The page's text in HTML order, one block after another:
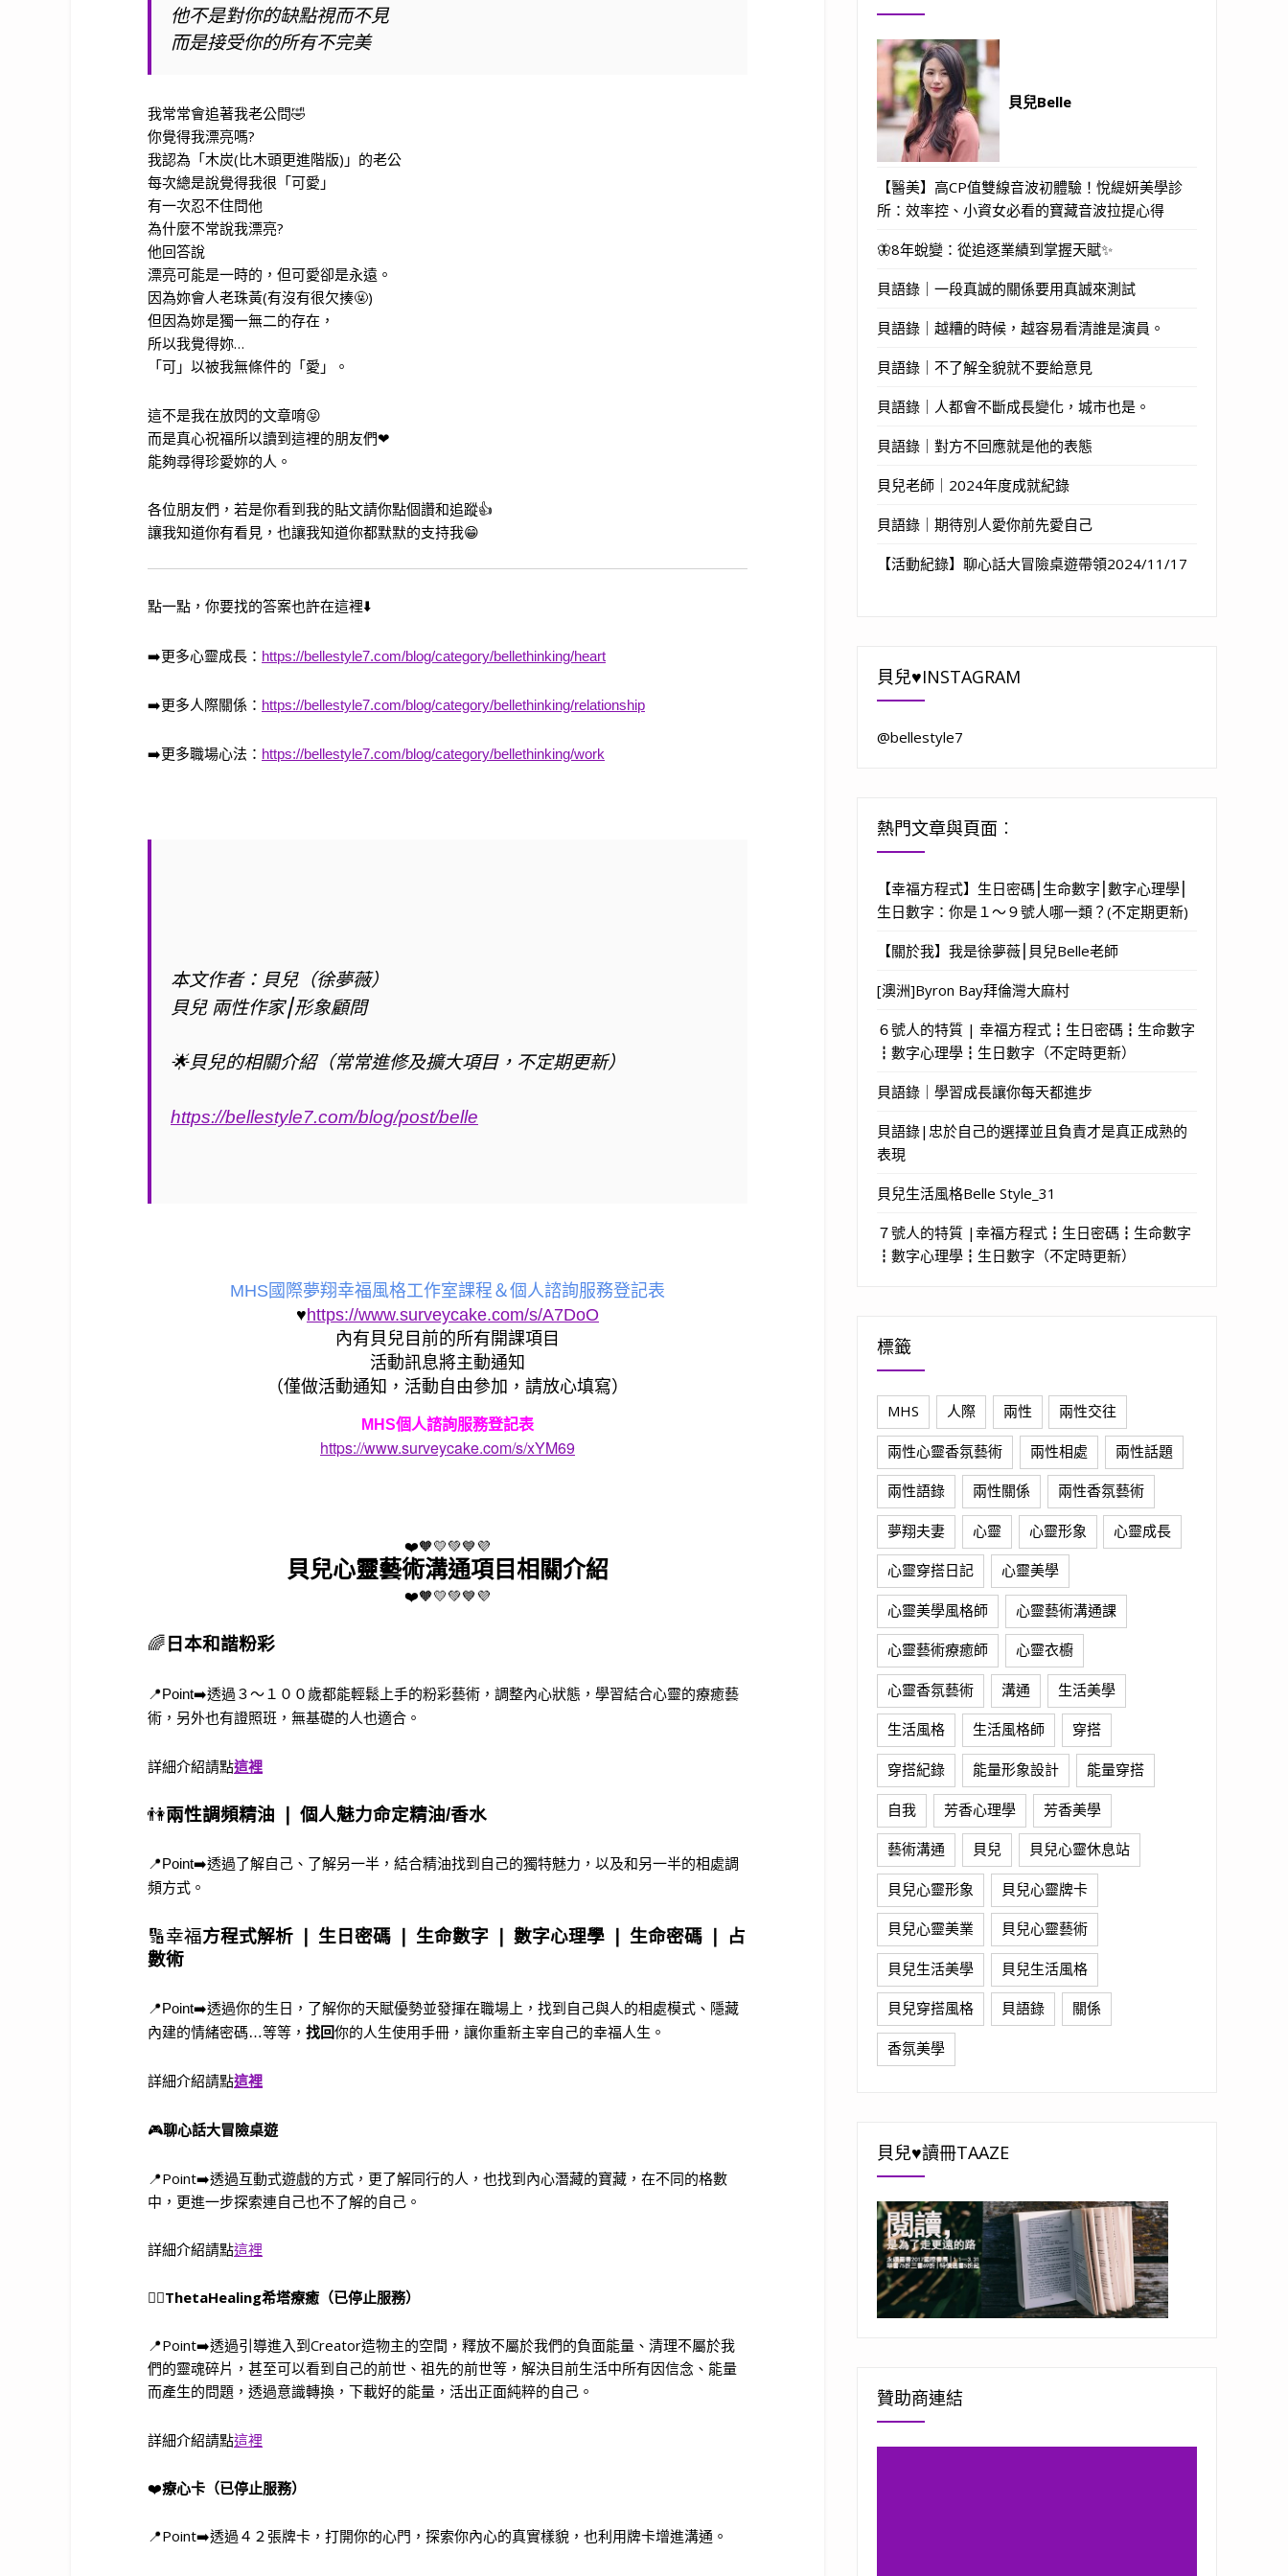
他不是對你的缺點視而不見
而是接受你的所有不完美
我常常會追著我老公問🤣
你覺得我漂亮嗎?
我認為「木炭(比木頭更進階版)」的老公
每次總是說覺得我很「可愛」
有一次忍不住問他
為什麼不常說我漂亮?
他回答說
漂亮可能是一時的，但可愛卻是永遠。
因為妳會人老珠黃(有沒有很欠揍🤬)
但因為妳是獨一無二的存在，
所以我覺得妳…
「可」以被我無條件的「愛」。
這不是我在放閃的文章唷😝
而是真心祝福所以讀到這裡的朋友們❤
能夠尋得珍愛妳的人。
各位朋友們，若是你看到我的貼文請你點個讚和追蹤👍
讓我知道你有看見，也讓我知道你都默默的支持我😁
點一點，你要找的答案也許在這裡⬇️
➡️更多心靈成長： https://bellestyle7.com/blog/category/bellethinking/heart
➡️更多人際關係： https://bellestyle7.com/blog/category/bellethinking/relationship
➡️更多職場心法： https://bellestyle7.com/blog/category/bellethinking/work
本文作者：貝兒（徐夢薇）
貝兒 兩性作家⎮形象顧問
🌟貝兒的相關介紹（常常進修及擴大項目，不定期更新）
https://bellestyle7.com/blog/post/belle
MHS國際夢翔幸福風格工作室課程＆個人諮詢服務登記表
♥https://www.surveycake.com/s/A7DoO
內有貝兒目前的所有開課項目
活動訊息將主動通知
（僅做活動通知，活動自由參加，請放心填寫）
MHS個人諮詢服務登記表
https://www.surveycake.com/s/xYM69
❤️🧡💛💚💙💜
貝兒心靈藝術溝通項目相關介紹
❤️🧡💛💚💙💜
🌈 日本和諧粉彩
📍Point➡️透過３～１００歲都能輕鬆上手的粉彩藝術，調整內心狀態，學習結合心靈的療癒藝
術，另外也有證照班，無基礎的人也適合。
詳細介紹請點這裡
👫兩性調頻精油 ❘ 個人魅力命定精油/香水
📍Point➡️透過了解自己、了解另一半，結合精油找到自己的獨特魅力，以及和另一半的相處調
頻方式。
🔢幸福方程式解析 ❘ 生日密碼 ❘ 生命數字 ❘ 數字心理學 ❘ 生命密碼 ❘ 占
數術
📍Point➡️透過你的生日，了解你的天賦優勢並發揮在職場上，找到自己與人的相處模式、隱藏
內建的情緒密碼…等等， 找回你的人生使用手冊，讓你重新主宰自己的幸福人生。
詳細介紹請點這裡
🎮聊心話大冒險桌遊
📍Point➡️透過互動式遊戲的方式，更了解同行的人，也找到內心潛藏的寶藏，在不同的格數
中，更進一步探索連自己也不了解的自己。
詳細介紹請點這裡
🧘‍♀️ThetaHealing希塔療癒（已停止服務）
📍Point➡️透過引導進入到Creator造物主的空間，釋放不屬於我們的負面能量、清理不屬於我
們的靈魂碎片，甚至可以看到自己的前世、祖先的前世等，解決目前生活中所有因信念、能量
而產生的問題，透過意識轉換，下載好的能量，活出正面純粹的自己。
詳細介紹請點這裡
❤️療心卡（已停止服務）
📍Point➡️透過４２張牌卡，打開你的心門，探索你內心的真實樣貌，也利用牌卡增進溝通。
貝兒Belle
【醫美】高CP值雙線音波初體驗！悅緹妍美學診
所：效率控、小資女必看的寶藏音波拉提心得
🦋8年蛻變：從追逐業績到掌握天賦✨
貝語錄｜一段真誠的關係要用真誠來測試
貝語錄｜越糟的時候，越容易看清誰是演員。
貝語錄｜不了解全貌就不要給意見
貝語錄｜人都會不斷成長變化，城市也是。
貝語錄｜對方不回應就是他的表態
貝兒老師｜2024年度成就紀錄
貝語錄｜期待別人愛你前先愛自己
【活動紀錄】聊心話大冒險桌遊帶領2024/11/17
貝兒♥INSTAGRAM
@bellestyle7
熱門文章與頁面︰
【幸福方程式】生日密碼⎮生命數字⎮數字心理學⎮
生日數字：你是１～９號人哪一類？(不定期更新)
【關於我】我是徐夢薇⎮貝兒Belle老師
[澳洲]Byron Bay拜倫灣大麻村
６號人的特質 | 幸福方程式┇生日密碼┇生命數字
┇數字心理學┇生日數字（不定時更新）
貝語錄｜學習成長讓你每天都進步
貝語錄|忠於自己的選擇並且負責才是真正成熟的
表現
貝兒生活風格Belle Style_31
７號人的特質 |幸福方程式┇生日密碼┇生命數字
┇數字心理學┇生日數字（不定時更新）
標籤
MHS 人際 兩性 兩性交往
兩性心靈香氛藝術 兩性相處 兩性話題
兩性語錄 兩性關係 兩性香氛藝術
夢翔夫妻 心靈 心靈形象 心靈成長
心靈穿搭日記 心靈美學
心靈美學風格師 心靈藝術溝通課
心靈藝術療癒師 心靈衣櫥
心靈香氛藝術 溝通 生活美學
生活風格 生活風格師 穿搭
穿搭紀錄 能量形象設計 能量穿搭
自我 芳香心理學 芳香美學
藝術溝通 貝兒 貝兒心靈休息站
貝兒心靈形象 貝兒心靈牌卡
貝兒心靈美業 貝兒心靈藝術
貝兒生活美學 貝兒生活風格
貝兒穿搭風格 貝語錄 關係
香氛美學
貝兒♥讀冊TAAZE
贊助商連結